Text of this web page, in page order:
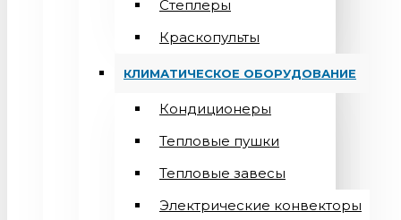
Степлеры
Краскопульты
КЛИМАТИЧЕСКОЕ ОБОРУДОВАНИЕ
Кондиционеры
Teпловые пушки
Тепловые завесы
Электрические конвекторы